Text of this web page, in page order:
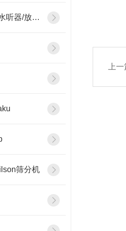
丹麦RESON水听器/放大器
筛分机
上